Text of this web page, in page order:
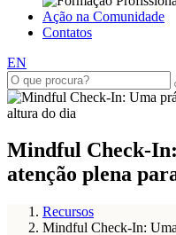
Ação na Comunidade
Contatos
EN
Mindful Check-
atenção plena
Recursos
Mindful Check-In: